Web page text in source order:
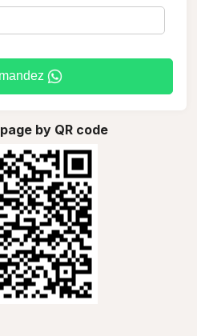
by QR code